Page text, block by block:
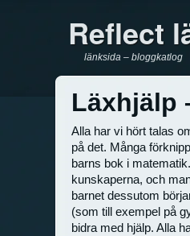
Reflect
länksida – bloggkatlog
Läxhjälp
Alla har vi hört talas
på det. Många
barns bok i
kunskaperna, och
barnet dessutom
(som till exempel på
bidra med hjälp. Alla